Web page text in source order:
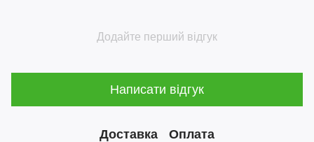
Додайте перший відгук
Написати відгук
Доставка Оплата